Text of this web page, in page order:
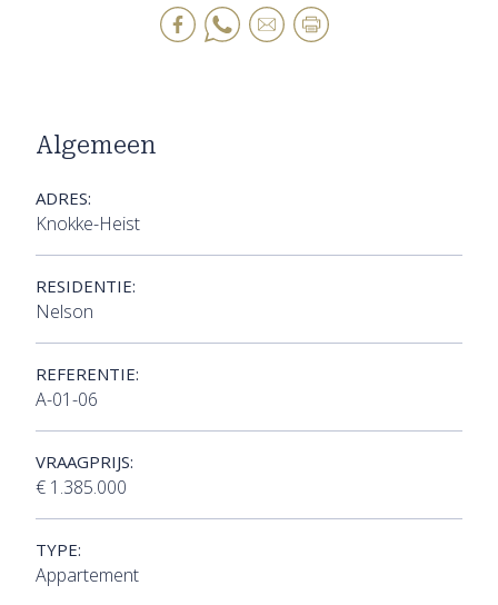
Algemeen
ADRES:
Knokke-Heist
RESIDENTIE:
Nelson
REFERENTIE:
A-01-06
VRAAGPRIJS:
€ 1.385.000
TYPE:
Appartement